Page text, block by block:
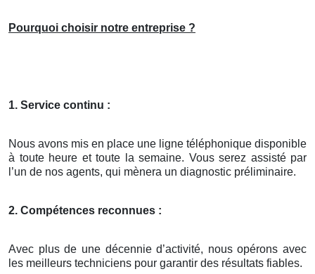
Pourquoi choisir notre entreprise ?
1. Service continu :
Nous avons mis en place une ligne téléphonique disponible
à toute heure et toute la semaine. Vous serez assisté par
l’un de nos agents, qui mènera un diagnostic préliminaire.
2. Compétences reconnues :
Avec plus de une décennie d’activité, nous opérons avec
les meilleurs techniciens pour garantir des résultats fiables.